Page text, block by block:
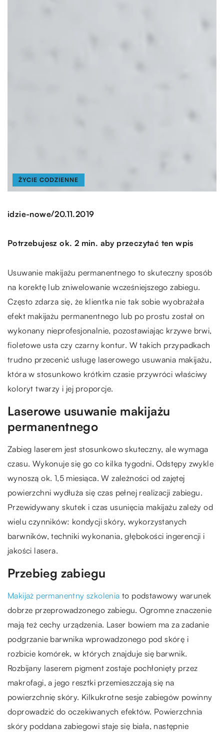
ŻYCIE CODZIENNE
idzie-nowe/20.11.2019
Potrzebujesz ok. 2 min. aby przeczytać ten wpis
Usuwanie makijażu permanentnego to skuteczny sposób
na korektę lub zniwelowanie wcześniejszego zabiegu.
Często zdarza się, że klientka nie tak sobie wyobrażała
efekt makijażu permanentnego lub po prostu został on
wykonany nieprofesjonalnie, pozostawiając krzywe brwi,
fioletowe usta czy czarny kontur. W takich przypadkach
trudno przecenić usługę laserowego usuwania makijażu,
która w stosunkowo krótkim czasie przywróci właściwy
koloryt twarzy i jej proporcje.
Laserowe usuwanie makijażu
permanentnego
Zabieg laserem jest stosunkowo skuteczny, ale wymaga
czasu. Wykonuje się go co kilka tygodni. Odstępy zwykle
wynoszą ok. 1,5 miesiąca. W zależności od zajętej
powierzchni wydłuża się czas pełnej realizacji zabiegu.
Przewidywany skutek i czas usunięcia makijażu zależy od
wielu czynników: kondycji skóry, wykorzystanych
barwników, techniki wykonania, głębokości ingerencji i
jakości lasera.
Przebieg zabiegu
Makijaż permanentny szkolenia to podstawowy warunek
dobrze przeprowadzonego zabiegu. Ogromne znaczenie
mają też cechy urządzenia. Laser bowiem ma za zadanie
podgrzanie barwnika wprowadzonego pod skórę i
rozbicie komórek, w których znajduje się barwnik.
Rozbijany laserem pigment zostaje pochłonięty przez
makrofagi, a jego resztki przemieszczają się na
powierzchnię skóry. Kilkukrotne sesje zabiegów powinny
doprowadzić do oczekiwanych efektów. Powierzchnia
skóry poddana zabiegowi staje się biała, następnie